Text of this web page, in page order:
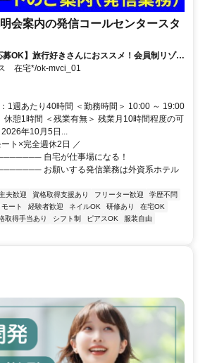
会案内の発信コールセンタースタ
募OK】旅行好きさんにおススメ！会員制リゾー
リモートワーク◎月収34万円以上も可能！
在宅*/ok-mvci_01
1週あたり40時間 ＜勤務時間＞ 10:00 ～ 19:00
休憩1時間 ＜残業有無＞ 残業月10時間程度の可
年10月5日...
ト×完全週休2日 ／
自宅が仕事場になる！
お願いする発信業務は外資系ホテル
夫歓迎 資格取得支援あり フリーター歓迎
学歴不問
ート 経験者歓迎 ネイルOK 研修あり
在宅OK
取得手当あり シフト制 ピアスOK
服装自由